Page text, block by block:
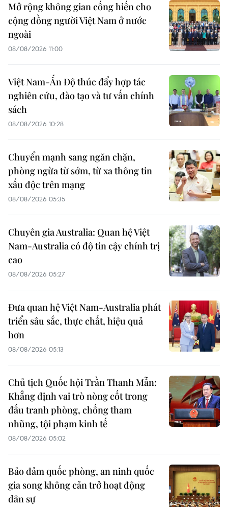
Mở rộng không gian cống hiến cho
cộng đồng người Việt Nam ở nước
ngoài
08/08/2026 11:00
Việt Nam-Ấn Độ thúc đẩy hợp tác
nghiên cứu, đào tạo và tư vấn chính
sách
08/08/2026 10:28
Chuyển mạnh sang ngăn chặn,
phòng ngừa từ sớm, từ xa thông tin
xấu độc trên mạng
08/08/2026 05:35
Chuyên gia Australia: Quan hệ Việt
Nam-Australia có độ tin cậy chính trị
cao
08/08/2026 05:27
Đưa quan hệ Việt Nam-Australia phát
triển sâu sắc, thực chất, hiệu quả
hơn
08/08/2026 05:13
Chủ tịch Quốc hội Trần Thanh Mẫn:
Khẳng định vai trò nòng cốt trong
đấu tranh phòng, chống tham
nhũng, tội phạm kinh tế
08/08/2026 05:02
Bảo đảm quốc phòng, an ninh quốc
gia song không cản trở hoạt động
dân sự